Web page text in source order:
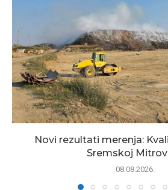
Novi rezultati merenja:
Sremskoj
08.08.2026.